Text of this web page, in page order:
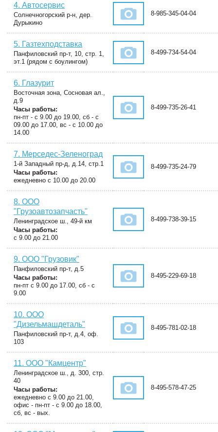
4. Автосервис
Солнечногорский р-н, дер.
Дурыкино
8-985-345-04-04
5. Газтехподставка
Панфиловский пр-т, 10, стр. 1,
эт.1 (рядом с боулингом)
8-499-734-54-04
6. Глазурит
Восточная зона, Сосновая ал.,
д.9
Часы работы:
пн-пт - с 9.00 до 19.00, сб - с
09.00 до 17.00, вс - с 10.00 до
14.00
8-499-735-26-41
7. Мерседес-Зеленоград
1-й Западный пр-д, д.14, стр.1
Часы работы:
ежедневно с 10.00 до 20.00
8-499-735-24-79
8. ООО
"Грузоавтозапчасть"
Ленинградское ш., 49-й км
Часы работы:
с 9.00 до 21.00
8-499-738-39-15
9. ООО "Грузовик"
Панфиловский пр-т, д.5
Часы работы:
пн-пт с 9.00 до 17.00, сб - с
9.00
8-495-229-69-18
10. ООО
"Дизельмашдеталь"
Панфиловский пр-т, д.4, оф.
103
8-495-781-02-18
11. ООО "Камцентр"
Ленинградское ш., д. 300, стр.
40
Часы работы:
ежедневно с 9.00 до 21.00,
офис - пн-пт - с 9.00 до 18.00,
сб, вс - вых.
8-495-578-47-25